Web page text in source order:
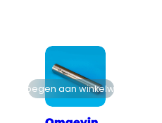
Toevoegen aan winkelwagen